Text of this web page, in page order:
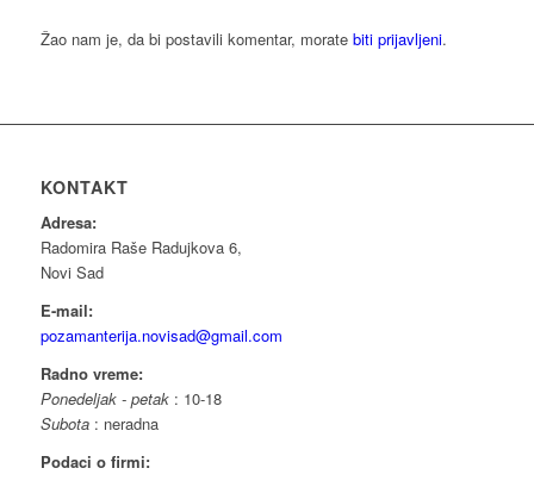
Žao nam je, da bi postavili komentar, morate biti prijavljeni.
KONTAKT
Adresa:
Radomira Raše Radujkova 6,
Novi Sad
E-mail:
pozamanterija.novisad@gmail.com
Radno vreme:
Ponedeljak - petak: 10-18
Subota: neradna
Podaci o firmi: